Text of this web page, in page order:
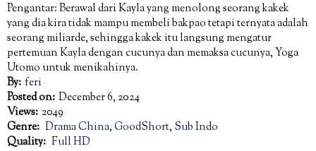
Pengantar: Berawal dari Kayla yang menolong seorang kakek
yang dia kira tidak mampu membeli bakpao tetapi ternyata adalah
seorang miliarde, sehingga kakek itu langsung mengatur
pertemuan Kayla dengan cucunya dan memaksa cucunya, Yoga
Utomo untuk menikahinya.
By: feri
Posted on: December 6, 2024
Views: 2049
Genre: Drama China,GoodShort, Sub Indo
Quality: Full HD